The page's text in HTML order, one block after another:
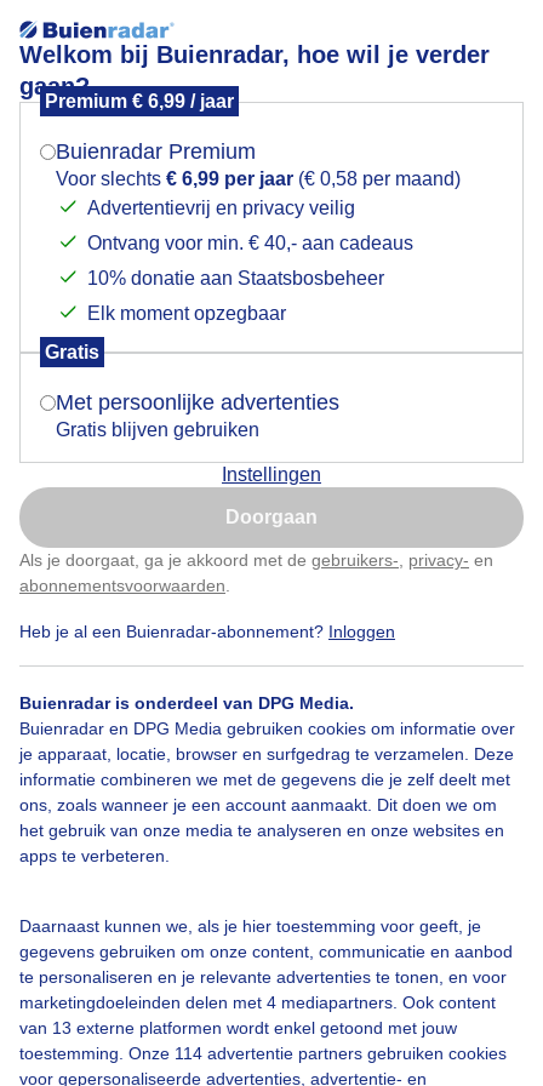
Welkom bij Buienradar, hoe wil je verder
gaan?
Premium € 6,99 / jaar
Buienradar Premium
Voor slechts € 6,99 per jaar (€ 0,58 per maand)
Advertentievrij en privacy veilig
Ontvang voor min. € 40,- aan cadeaus
10% donatie aan Staatsbosbeheer
Elk moment opzegbaar
Gratis
Met persoonlijke advertenties
Gratis blijven gebruiken
Instellingen
Doorgaan
Als je doorgaat, ga je akkoord met de gebruikers- privacy- en
abonnementsvoorwaarden
Heb je al een Buienradar-abonnement? Inloggen
Buienradar is onderdeel van DPG Media.
Buienradar en DPG Media gebruiken cookies om informatie over
je apparaat, locatie, browser en surfgedrag te verzamelen. Deze
informatie combineren we met de gegevens die je zelf deelt met
ons, zoals wanneer je een account aanmaakt. Dit doen we om
het gebruik van onze media te analyseren en onze websites en
apps te verbeteren.
Daarnaast kunnen we, als je hier toestemming voor geeft, je
gegevens gebruiken om onze content, communicatie en aanbod
te personaliseren en je relevante advertenties te tonen, en voor
marketingdoeleinden delen met 4 mediapartners. Ook content
van 13 externe platformen wordt enkel getoond met jouw
toestemming. Onze 114 advertentie partners gebruiken cookies
voor gepersonaliseerde advertenties, advertentie- en
onzelievevrouwenplein
Een moment geduld aub...
Populaire categorieën
Lente
Zomer
Over Buienradar
Bedrijfsgegevens
Veelgestelde vragen
Contact
Toegankelijkheid
Buienradar Team
Privacy beleid
Cookie beleid
Privacy instellingen
Mogen we je locatie gebruiken voor het
Indien je hier nog geen akkoord op hebt gegeven,
verschijnt er zo een pop-up uit je browser waarin
Is goed, toon de popup
Nu niet, misschien later
Klik hierom dit aan te passen